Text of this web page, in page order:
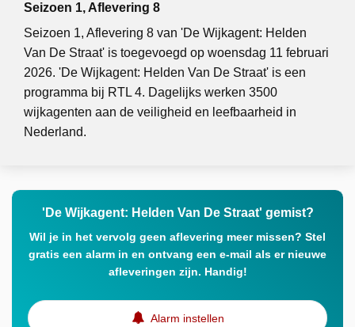
Seizoen 1, Aflevering 8
Seizoen 1, Aflevering 8 van 'De Wijkagent: Helden
Van De Straat' is toegevoegd op woensdag 11 februari
2026. 'De Wijkagent: Helden Van De Straat' is een
programma bij RTL 4. Dagelijks werken 3500
wijkagenten aan de veiligheid en leefbaarheid in
Nederland.
'De Wijkagent: Helden Van De Straat' gemist?
Wil je in het vervolg geen aflevering meer missen? Stel
gratis een alarm in en ontvang een e-mail als er nieuwe
afleveringen zijn. Handig!
Alarm instellen